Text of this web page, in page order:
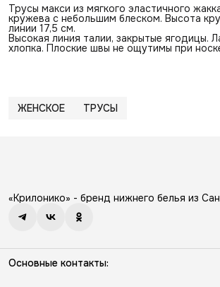
Трусы макси из мягкого эластичного
кружева с небольшим блеском. Высота
линии 17,5 см.
Высокая линия талии, закрытые ягодицы.
хлопка. Плоские швы не ощутимы при
ЖЕНСКОЕ ТРУСЫ
«Крилонико» - бренд нижнего белья из
Основные контакты: